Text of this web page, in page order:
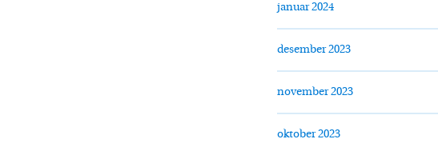
januar 2024
desember 2023
november 2023
oktober 2023